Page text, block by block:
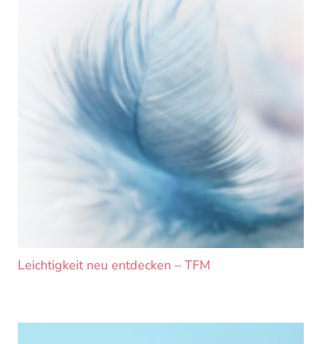
Leichtigkeit neu entdecken – TFM